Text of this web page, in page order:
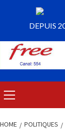
HOME POLITIQUES